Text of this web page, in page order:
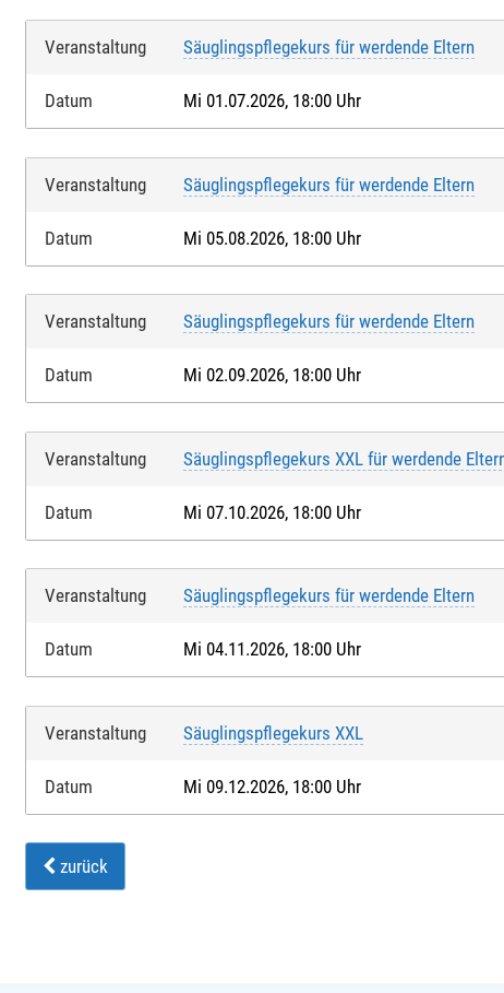
Veranstaltung Säuglingspflegekurs für werdende Eltern
Datum Mi 01.07.2026, 18:00 Uhr
Veranstaltung Säuglingspflegekurs für werdende Eltern
Datum Mi 05.08.2026, 18:00 Uhr
Veranstaltung Säuglingspflegekurs für werdende Eltern
Datum Mi 02.09.2026, 18:00 Uhr
Veranstaltung Säuglingspflegekurs XXL für werdende
Datum Mi 07.10.2026, 18:00 Uhr
Veranstaltung Säuglingspflegekurs für werdende Eltern
Datum Mi 04.11.2026, 18:00 Uhr
Veranstaltung Säuglingspflegekurs XXL
Datum Mi 09.12.2026, 18:00 Uhr
zurück